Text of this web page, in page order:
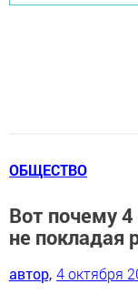
ОБЩЕСТВО
Вот почему
не покладая
автор, 4 октября